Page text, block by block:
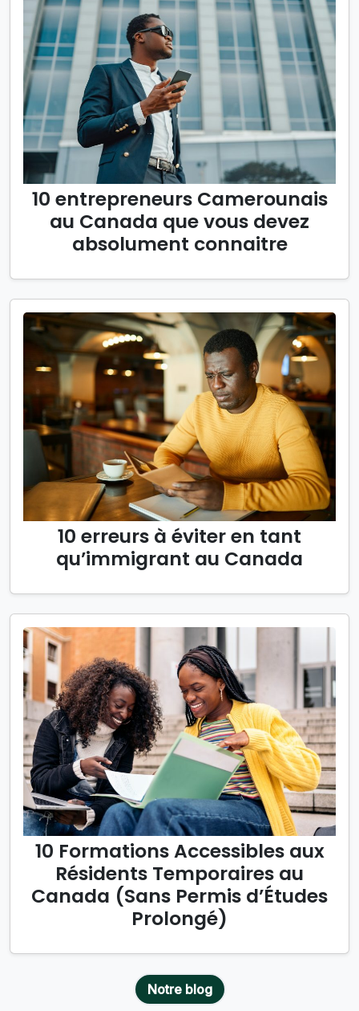
10 entrepreneurs Camerounais
au Canada que vous devez
absolument connaitre
10 erreurs à éviter en tant
qu’immigrant au Canada
10 Formations Accessibles aux
Résidents Temporaires au
Canada (Sans Permis d’Études
Prolongé)
Notre blog